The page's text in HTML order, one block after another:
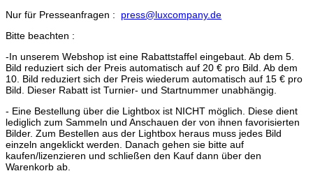
Nur für Presseanfragen : press@luxcompany.de
Bitte beachten :
-In unserem Webshop ist eine Rabattstaffel eingebaut. Ab dem 5.
Bild reduziert sich der Preis automatisch auf 20 € pro Bild. Ab dem
10. Bild reduziert sich der Preis wiederum automatisch auf 15 € pro
Bild. Dieser Rabatt ist Turnier- und Startnummer unabhängig.
- Eine Bestellung über die Lightbox ist NICHT möglich. Diese dient
lediglich zum Sammeln und Anschauen der von ihnen favorisierten
Bilder. Zum Bestellen aus der Lightbox heraus muss jedes Bild
einzeln angeklickt werden. Danach gehen sie bitte auf
kaufen/lizenzieren und schließen den Kauf dann über den
Warenkorb ab.